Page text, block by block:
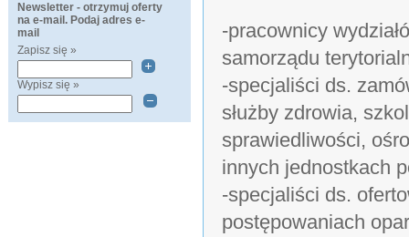
Newsletter - otrzymuj oferty
na e-mail. Podaj adres e-
mail
Zapisz się »
Wypisz się »
-pracownicy
samorządu
-specjaliści ds.
służby zdrowia,
sprawiedliwości,
innych jednostkach
-specjaliści ds.
postępowaniach